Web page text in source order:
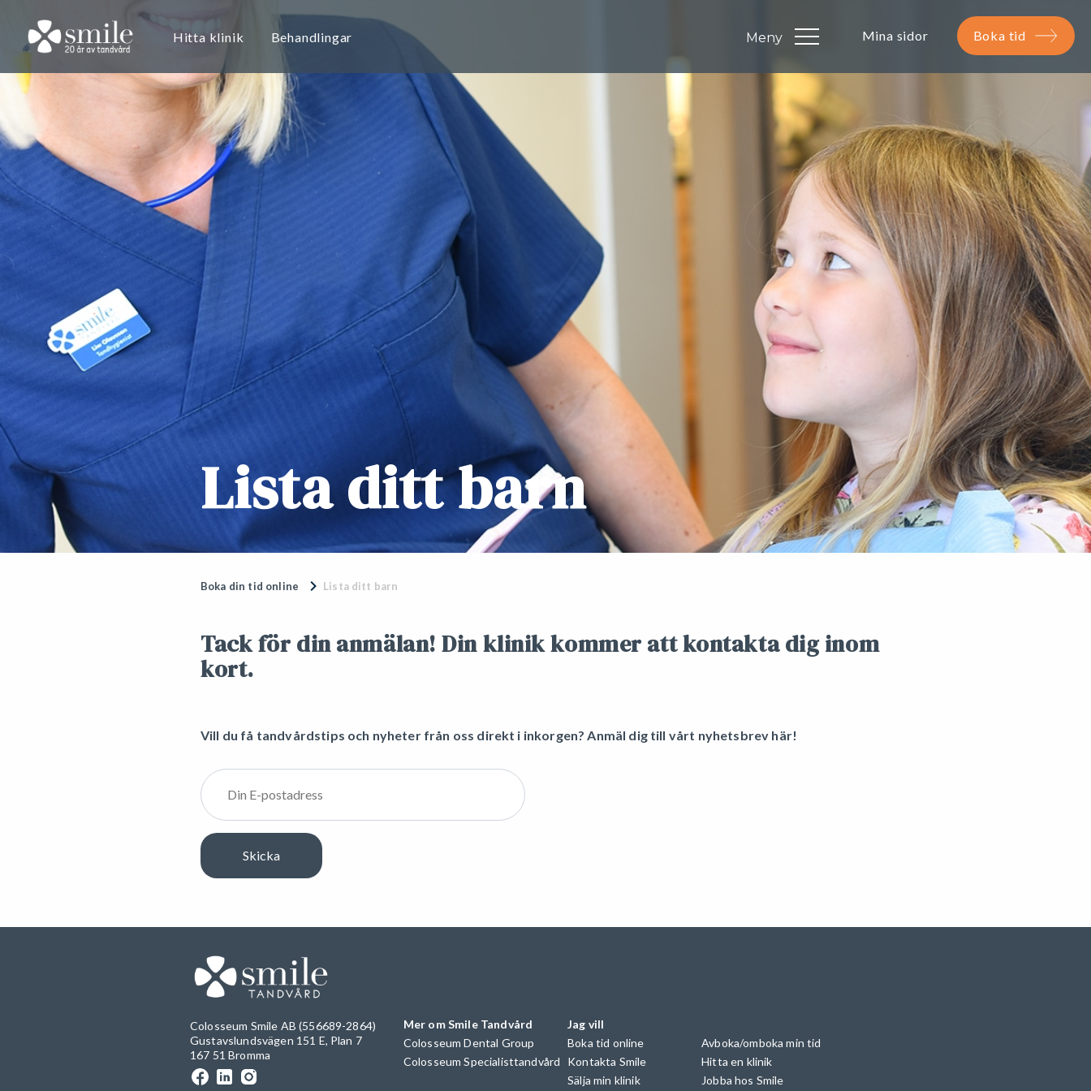
Lista ditt barn
Boka din tid online Lista ditt barn
Tack för din anmälan! Din klinik kommer att kontakta dig inom
kort.
Vill du få tandvårdstips och nyheter från oss direkt i inkorgen? Anmäl dig till vårt nyhetsbrev här!
Colosseum Smile AB (556689-2864)
Gustavslundsvägen 151 E, Plan 7
167 51 Bromma
Mer om Smile Tandvård
Colosseum Dental Group
Colosseum Specialisttandvård
Jag vill
Boka tid online
Avboka/omboka min tid
Kontakta Smile
Hitta en klinik
Sälja min klinik
Jobba hos Smile
Hitta klinik Behandlingar Mina sidor Boka tid